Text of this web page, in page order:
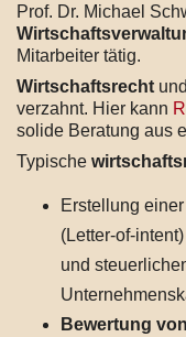
Prof. Dr. Michael
Mitarbeiter tätig.
Wirtschaftsrecht
verzahnt. Hier kann
solide Beratung aus
Typische
Erstellung einer
(Letter-of-
und
Bewertung